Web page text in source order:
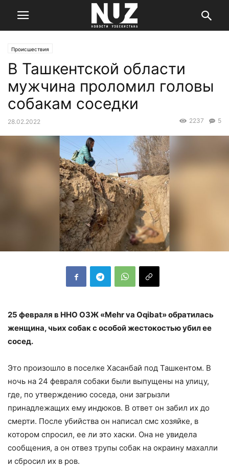
Происшествия
В Ташкентской области
мужчина проломил головы
собакам соседки
28.02.2022 5
2237
25 февраля в ННО ОЗЖ «Mehr va Oqibat» обратилась
женщина, чьих собак с особой жестокостью убил ее
сосед.
Это произошло в поселке Хасанбай под Ташкентом. В
ночь на 24 февраля собаки были выпущены на улицу,
где, по утверждению соседа, они загрызли
принадлежащих ему индюков. В ответ он забил их до
смерти. После убийства он написал смс хозяйке, в
котором спросил, ее ли это хаски. Она не увидела
сообщения, а он отвез трупы собак на окраину махалли
и сбросил их в ров.